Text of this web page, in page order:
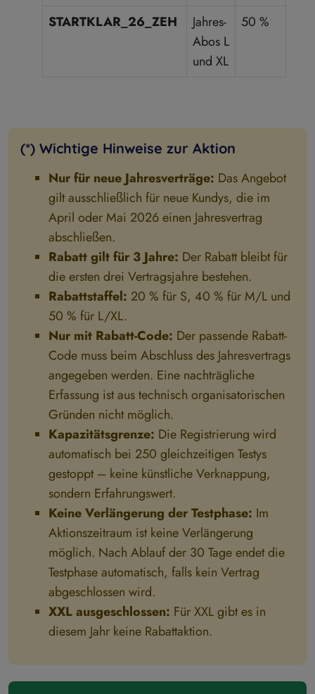
STARTKLAR_26_ZEH
Jahres-
Abos L
und XL
50 %
(*) Wichtige Hinweise zur Aktion
Nur für neue Jahresverträge: Das Angebot
gilt ausschließlich für neue Kundys, die im
April oder Mai 2026 einen Jahresvertrag
abschließen.
Rabatt gilt für 3 Jahre: Der Rabatt bleibt für
die ersten drei Vertragsjahre bestehen.
Rabattstaffel: 20 % für S, 40 % für M/L und
50 % für L/XL.
Nur mit Rabatt-Code: Der passende Rabatt-
Code muss beim Abschluss des Jahresvertrags
angegeben werden. Eine nachträgliche
Erfassung ist aus technisch organisatorischen
Gründen nicht möglich.
Kapazitätsgrenze: Die Registrierung wird
automatisch bei 250 gleichzeitigen Testys
gestoppt – keine künstliche Verknappung,
sondern Erfahrungswert.
Keine Verlängerung der Testphase: Im
Aktionszeitraum ist keine Verlängerung
möglich. Nach Ablauf der 30 Tage endet die
Testphase automatisch, falls kein Vertrag
abgeschlossen wird.
XXL ausgeschlossen: Für XXL gibt es in
diesem Jahr keine Rabattaktion.